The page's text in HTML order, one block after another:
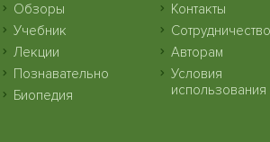
Обзоры
Учебник
Лекции
Познавательно
Биопедия
Контакты
Сотрудничество
Авторам
Условия
использования